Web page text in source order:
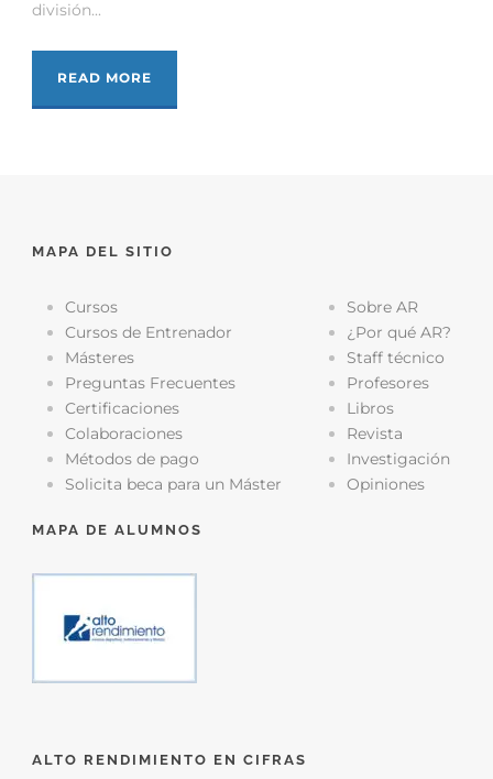
división...
READ MORE
MAPA DEL SITIO
Cursos
Cursos de Entrenador
Másteres
Preguntas Frecuentes
Certificaciones
Colaboraciones
Métodos de pago
Solicita beca para un Máster
Sobre AR
¿Por qué AR?
Staff técnico
Profesores
Libros
Revista
Investigación
Opiniones
MAPA DE ALUMNOS
ALTO RENDIMIENTO EN CIFRAS